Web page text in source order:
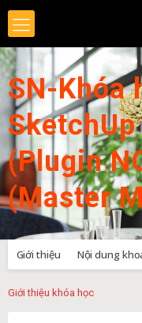
SN-Khóa
SketchUp
(Plugin
(Master
Giới thiệu Nội dung
Giới thiệu khóa học